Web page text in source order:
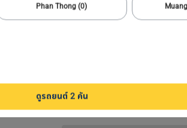
Phan Thong (0)
ดูรถยนต์ 2 คัน
อีเมล